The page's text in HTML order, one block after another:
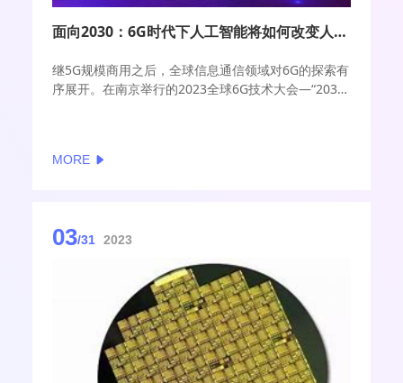
面向2030：6G时代下人工智能将如何改变人类社会？
继5G规模商用之后，全球信息通信领域对6G的探索有
序展开。在南京举行的2023全球6G技术大会—“2030
命和产业变革，以及人类生活方式和社会运行模式的
MORE
03/31 2023